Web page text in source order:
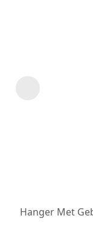
Hanger Met